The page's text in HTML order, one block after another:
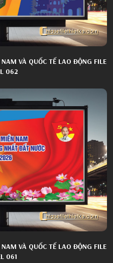
VÀ QUỐC TẾ LAO ĐỘNG FILE
062
VÀ QUỐC TẾ LAO ĐỘNG FILE
061